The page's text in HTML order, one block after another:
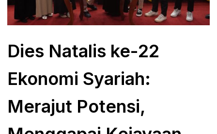
Dies Natalis ke-22
Ekonomi Syariah:
Merajut Potensi,